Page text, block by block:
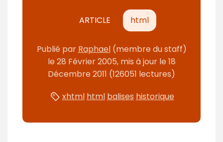
ARTICLE html
Publié par Raphael (membre du staff)
le28 Février 2005, mis à jour le18
Décembre 2011 (126051 lectures)
xhtml html balises historique